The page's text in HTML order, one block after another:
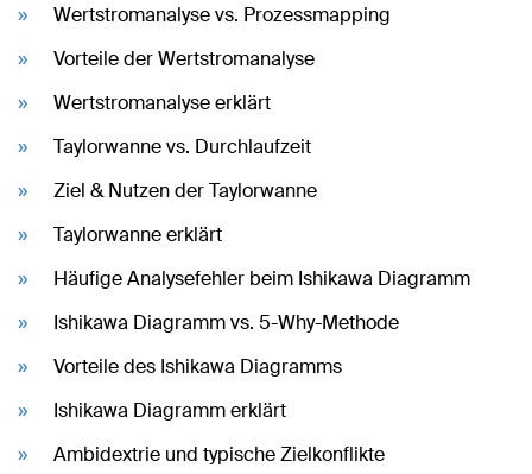
Wertstromanalyse vs. Prozessmapping
Vorteile der Wertstromanalyse
Wertstromanalyse erklärt
Taylorwanne vs. Durchlaufzeit
Ziel & Nutzen der Taylorwanne
Taylorwanne erklärt
Häufige Analysefehler beim Ishikawa Diagramm
Ishikawa Diagramm vs. 5-Why-Methode
Vorteile des Ishikawa Diagramms
Ishikawa Diagramm erklärt
Ambidextrie und typische Zielkonflikte